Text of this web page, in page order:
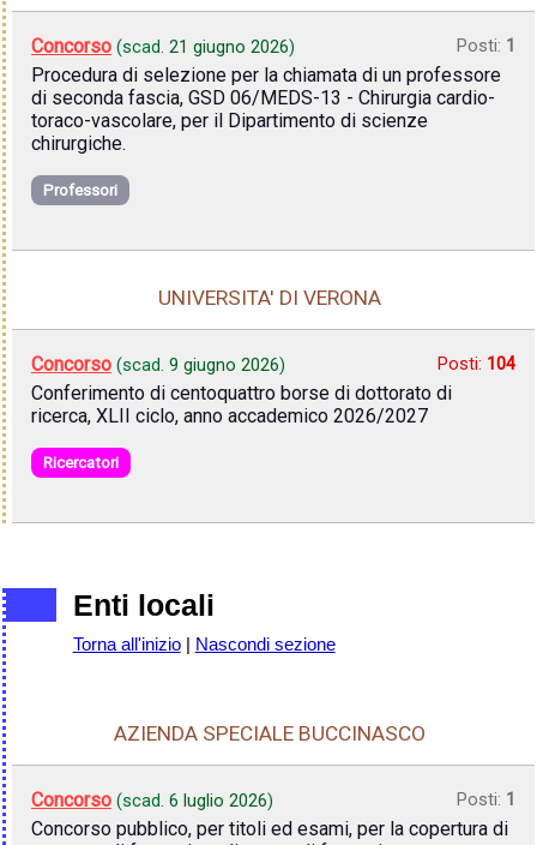
Concorso (scad. 21 giugno 2026) Posti: 1
Procedura di selezione per la chiamata di un professore
di seconda fascia, GSD 06/MEDS-13 - Chirurgia cardio-
toraco-vascolare, per il Dipartimento di scienze
chirurgiche.
Professori
UNIVERSITA' DI VERONA
Concorso (scad. 9 giugno 2026) Posti: 104
Conferimento di centoquattro borse di dottorato di
ricerca, XLII ciclo, anno accademico 2026/2027
Ricercatori
Enti locali
Torna all'inizio| Nascondi sezione
AZIENDA SPECIALE BUCCINASCO
Concorso (scad. 6 luglio 2026) Posti: 1
Concorso pubblico, per titoli ed esami, per la copertura di